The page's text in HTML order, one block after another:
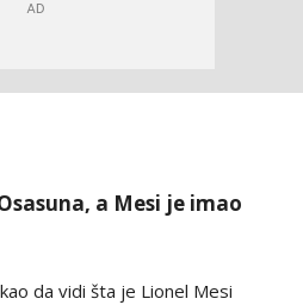
a Mesi je imao
da vidi šta je Lionel Mesi